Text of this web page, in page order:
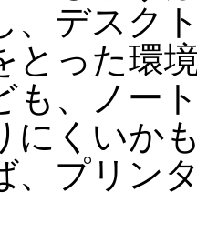
、デスク
とった環
も、ノー
にくいか
、プリン